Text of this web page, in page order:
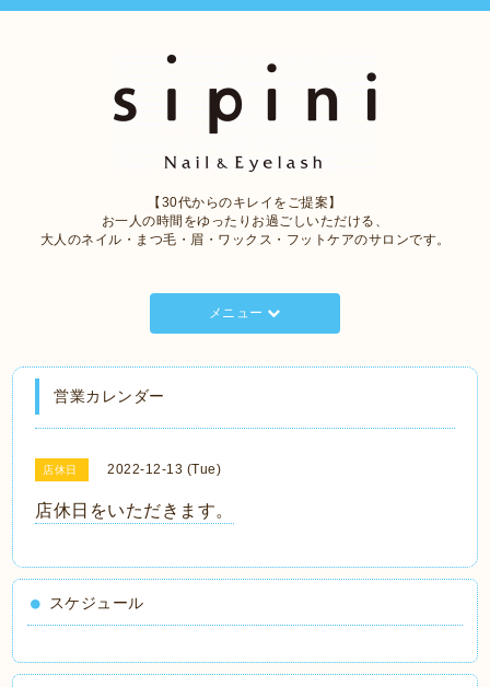
【30代からのキレイをご提案】
お一人の時間をゆったりお過ごしいただける、
大人のネイル・まつ毛・眉・ワックス・フットケアのサロンです。
メニュー
営業カレンダー
店休日 2022-12-13 (Tue)
店休日をいただきます。
スケジュール